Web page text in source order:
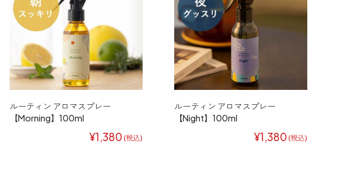
ルーティン アロマスプレー
【Morning】100ml
¥1,380 (税込)
ルーティン アロマスプレー
【Night】100ml
¥1,380 (税込)